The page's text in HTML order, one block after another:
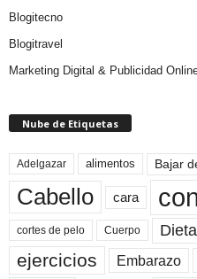
Blogitecno
Blogitravel
Marketing Digital & Publicidad
Nube de Etiquetas
Adelgazar alimentos Bajar
Cabello cara
cortes de pelo Cuerpo Dieta
ejercicios Embarazo